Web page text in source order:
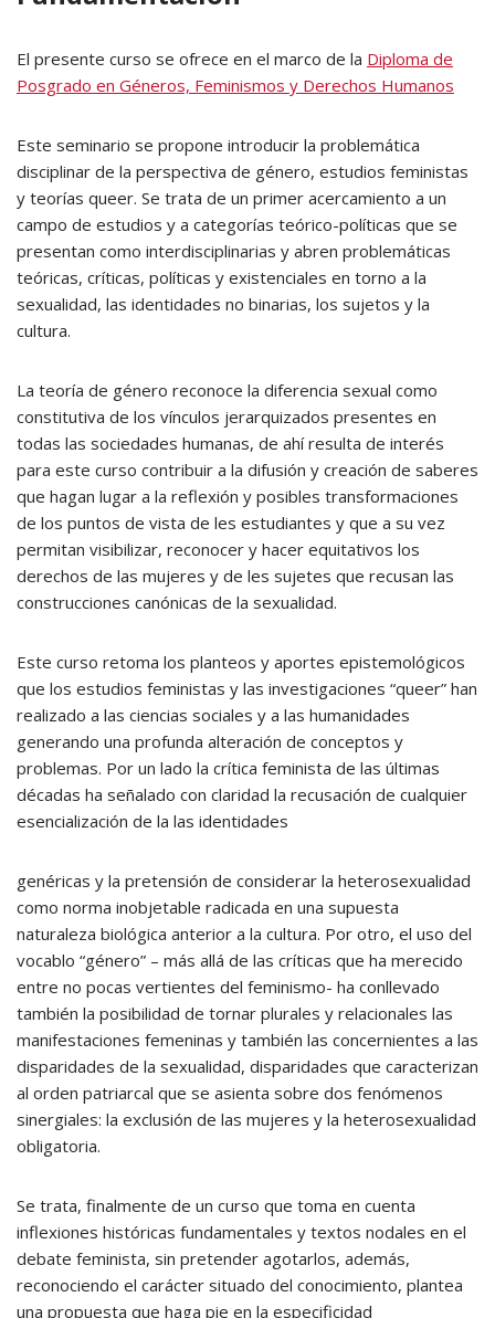
El presente curso se ofrece en el marco de la Diploma de
Posgrado en Géneros, Feminismos y Derechos Humanos
Este seminario se propone introducir la problemática
disciplinar de la perspectiva de género, estudios feministas
y teorías queer. Se trata de un primer acercamiento a un
campo de estudios y a categorías teórico-políticas que se
presentan como interdisciplinarias y abren problemáticas
teóricas, críticas, políticas y existenciales en torno a la
sexualidad, las identidades no binarias, los sujetos y la
cultura.
La teoría de género reconoce la diferencia sexual como
constitutiva de los vínculos jerarquizados presentes en
todas las sociedades humanas, de ahí resulta de interés
para este curso contribuir a la difusión y creación de saberes
que hagan lugar a la reflexión y posibles transformaciones
de los puntos de vista de les estudiantes y que a su vez
permitan visibilizar, reconocer y hacer equitativos los
derechos de las mujeres y de les sujetes que recusan las
construcciones canónicas de la sexualidad.
Este curso retoma los planteos y aportes epistemológicos
que los estudios feministas y las investigaciones “queer” han
realizado a las ciencias sociales y a las humanidades
generando una profunda alteración de conceptos y
problemas. Por un lado la crítica feminista de las últimas
décadas ha señalado con claridad la recusación de cualquier
esencialización de la las identidades
genéricas y la pretensión de considerar la heterosexualidad
como norma inobjetable radicada en una supuesta
naturaleza biológica anterior a la cultura. Por otro, el uso del
vocablo “género” – más allá de las críticas que ha merecido
entre no pocas vertientes del feminismo- ha conllevado
también la posibilidad de tornar plurales y relacionales las
manifestaciones femeninas y también las concernientes a las
disparidades de la sexualidad, disparidades que caracterizan
al orden patriarcal que se asienta sobre dos fenómenos
sinergiales: la exclusión de las mujeres y la heterosexualidad
obligatoria.
Se trata, finalmente de un curso que toma en cuenta
inflexiones históricas fundamentales y textos nodales en el
debate feminista, sin pretender agotarlos, además,
reconociendo el carácter situado del conocimiento, plantea
una propuesta que haga pie en la especificidad